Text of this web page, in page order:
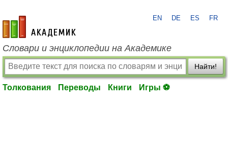
academic.ru
EN DE ES FR
Словари и энциклопедии на Академике
Найти!
Толкования Переводы Книги Игры ⚽